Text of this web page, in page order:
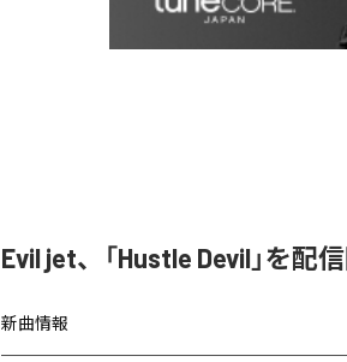
Evil jet、「Hustle Devil」を配
新曲情報